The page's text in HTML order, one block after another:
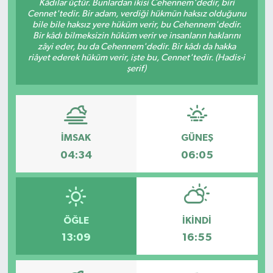
Kâdılar üçtür. Bunlardan ikisi Cehennem'dedir, biri
Cennet'tedir. Bir adam, verdiği hükmün haksız olduğunu
bile bile haksız yere hüküm verir, bu Cehennem'dedir.
Bir kâdı bilmeksizin hüküm verir ve insanların haklarını
zâyi eder, bu da Cehennem'dedir. Bir kâdı da hakka
riâyet ederek hüküm verir, işte bu, Cennet'tedir. (Hadis-i
şerif)
İMSAK
04:34
GÜNEŞ
06:05
ÖĞLE
13:09
İKINDI
16:55
KÜLTÜR SANAT
YAŞAM
LIFE
SARIGÖL
SARUHANLI
SELENDİ
KIRKAĞAÇ
GÖLMARMARA
GÖRDES
KÖPRÜBAŞI
KÖPRÜBAŞI
KULA
SALİHLİ
SARIGÖL
ŞEHZADELER
SELENDİ
SOMA
TURGUTLU
EKONOMİ
EĞİTİM
KÜLTÜR SANAT
LIFE
BİLİM VE TEKNOLOJİ
YAZARLAR
MANİSA'NIN YÖRESEL LEZZETLERİ